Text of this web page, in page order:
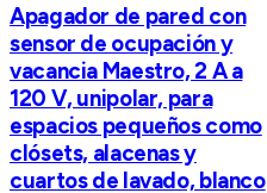
Apagador de pared con
sensor de ocupación y
vacancia Maestro, 2 A a
120 V, unipolar, para
espacios pequeños como
clósets, alacenas y
cuartos de lavado, blanco